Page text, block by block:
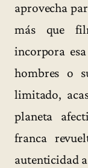
aprovecha
más que
incorpora
hombres o
limitado,
planeta
franca
autenticidad